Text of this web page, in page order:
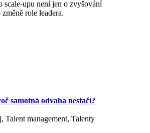
scale-upu není jen o zvyšování
role leadera.
samotná odvaha nestačí?
, Talent management, Talenty